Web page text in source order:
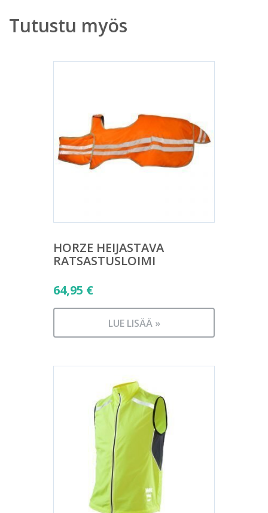
Tutustu myös
HORZE HEIJASTAVA
RATSASTUSLOIMI
64,95 €
LUE LISÄÄ »